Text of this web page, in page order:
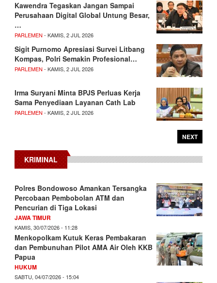
Kawendra Tegaskan Jangan Sampai
Perusahaan Digital Global Untung Besar,
…
PARLEMEN - KAMIS, 2 JUL 2026
Sigit Purnomo Apresiasi Survei Litbang
Kompas, Polri Semakin Profesional…
PARLEMEN - KAMIS, 2 JUL 2026
Irma Suryani Minta BPJS Perluas Kerja
Sama Penyediaan Layanan Cath Lab
PARLEMEN - KAMIS, 2 JUL 2026
NEXT
KRIMINAL
Polres Bondowoso Amankan Tersangka
Percobaan Pembobolan ATM dan
Pencurian di Tiga Lokasi
JAWA TIMUR
KAMIS, 30/07/2026 - 11:28
Menkopolkam Kutuk Keras Pembakaran
dan Pembunuhan Pilot AMA Air Oleh KKB
Papua
HUKUM
SABTU, 04/07/2026 - 15:04